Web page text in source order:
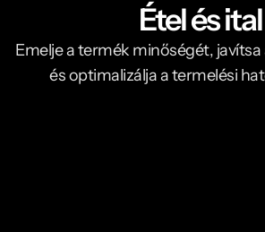
Étel és ital
Emelje a termék minőségét,
és optimalizálja a termelési